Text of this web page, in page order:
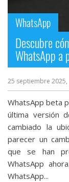
WhatsApp
Descubre
WhatsApp a
25 septiembre 2025,
WhatsApp beta
última versión
cambiado la
parecer un
que se han
WhatsApp
WhatsApp...